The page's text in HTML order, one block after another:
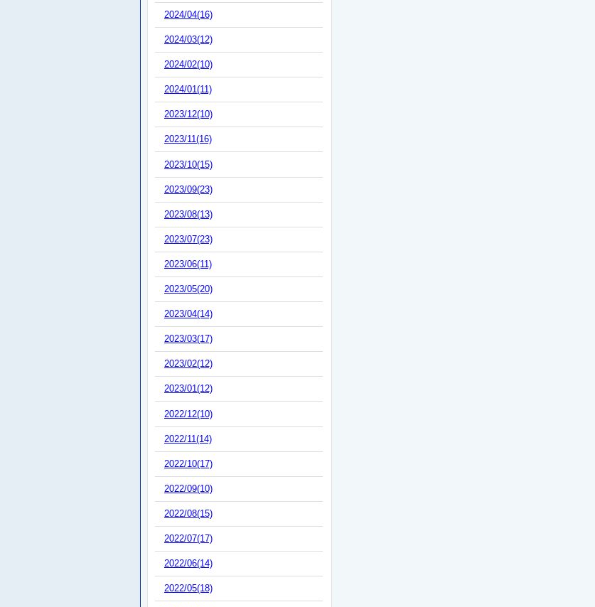
2024/04(16)
2024/03(12)
2024/02(10)
2024/01(11)
2023/12(10)
2023/11(16)
2023/10(15)
2023/09(23)
2023/08(13)
2023/07(23)
2023/06(11)
2023/05(20)
2023/04(14)
2023/03(17)
2023/02(12)
2023/01(12)
2022/12(10)
2022/11(14)
2022/10(17)
2022/09(10)
2022/08(15)
2022/07(17)
2022/06(14)
2022/05(18)